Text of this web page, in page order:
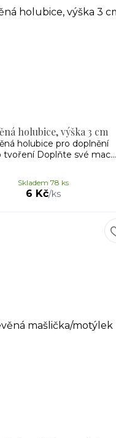
holubice, výška 3 cm
holubice pro doplnění
tvoření Doplňte své mac...
6 Kč/ks
Skladem 78 ks